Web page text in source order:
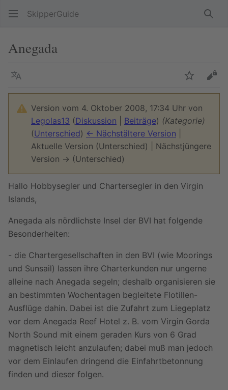
SkipperGuide
Anegada
Sprache
Version vom 4. Oktober 2008, 17:34 Uhr von
Legolas13 (Diskussion Beiträge) (Kategorie)
(Unterschied) ← Nächstältere Version
Aktuelle Version (Unterschied) | Nächstjüngere
Version → (Unterschied)
Hallo Hobbysegler und Chartersegler in den Virgin
Islands,
Anegada als nördlichste Insel der BVI hat folgende
Besonderheiten:
- die Chartergesellschaften in den BVI (wie Moorings
und Sunsail) lassen ihre Charterkunden nur ungerne
alleine nach Anegada segeln; deshalb organisieren sie
an bestimmten Wochentagen begleitete Flotillen-
Ausflüge dahin. Dabei ist die Zufahrt zum Liegeplatz
vor dem Anegada Reef Hotel z. B. vom Virgin Gorda
North Sound mit einem geraden Kurs von 6 Grad
magnetisch leicht anzulaufen; dabei muß man jedoch
vor dem Einlaufen dringend die Einfahrtbetonnung
finden und dieser folgen.